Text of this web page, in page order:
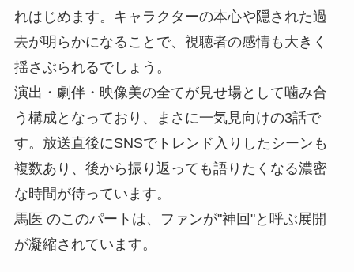
れはじめます。キャラクターの本心や隠された過
去が明らかになることで、視聴者の感情も大きく
揺さぶられるでしょう。
演出・劇伴・映像美の全てが見せ場として噛み合
う構成となっており、まさに一気見向けの3話で
す。放送直後にSNSでトレンド入りしたシーンも
複数あり、後から振り返っても語りたくなる濃密
な時間が待っています。
馬医 のこのパートは、ファンが"神回"と呼ぶ展開
が凝縮されています。